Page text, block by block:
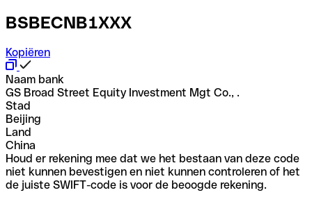
BSBECNB1XXX
Kopiëren
Naam bank
GS Broad Street Equity Investment Mgt Co., .
Stad
Beijing
Land
China
Houd er rekening mee dat we het bestaan van deze code
niet kunnen bevestigen en niet kunnen controleren of het
de juiste SWIFT-code is voor de beoogde rekening.